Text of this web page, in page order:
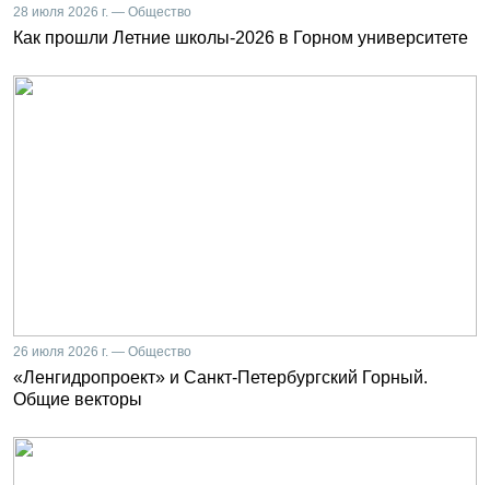
28 июля 2026 г. — Общество
Как прошли Летние школы-2026 в Горном университете
26 июля 2026 г. — Общество
«Ленгидропроект» и Санкт-Петербургский Горный.
Общие векторы